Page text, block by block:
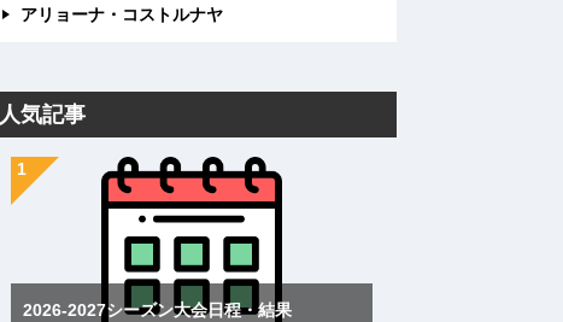
アリョーナ・コストルナヤ
人気記事
2026-2027シーズン大会日程・結果